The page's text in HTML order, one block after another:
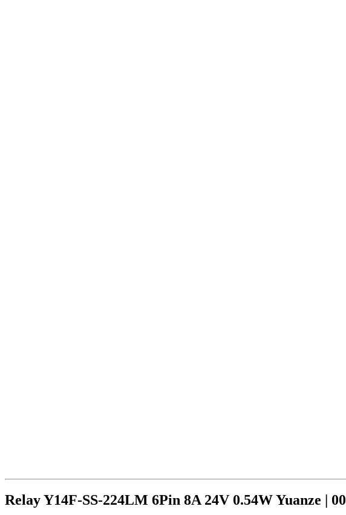
Relay Y14F-SS-224LM 6Pin 8A 24V 0.54W Yuanze | 00